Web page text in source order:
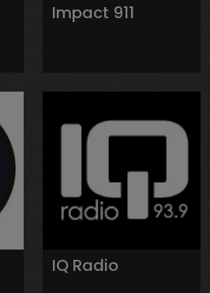
Impact 911
IQ Radio